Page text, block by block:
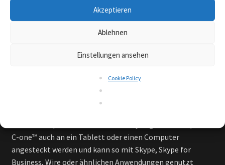
Akzeptieren
Ablehnen
Einstellungen ansehen
Cookie Policy
Weitere
Anwendungsmöglichkeit
en von C-one™
C-one™ auch an ein Tablett oder einen Computer
angesteckt werden und kann so mit Skype, Skype for
Business, Wire oder ähnlichen Anwendungen genutzt